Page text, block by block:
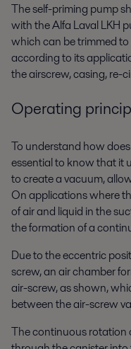
The self-priming pump
with the Alfa Laval LKH
which can be trimmed
according to its
the airscrew, casing, re-
Operating
To understand how
essential to know that it
to create a vacuum,
On applications where
of air and liquid in the
the formation of a
Due to the eccentric
screw, an air chamber
air-screw, as shown,
between the air-screw
The continuous rotation